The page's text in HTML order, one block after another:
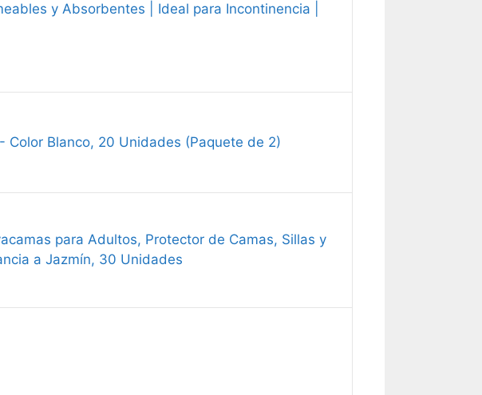
y Absorbentes | Ideal para Incontinencia |
Blanco, 20 Unidades (Paquete de 2)
para Adultos, Protector de Camas, Sillas y
a Jazmín, 30 Unidades